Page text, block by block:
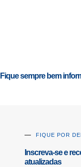
Fique sempre bem
FIQUE POR
Inscreva-se e
atualizadas